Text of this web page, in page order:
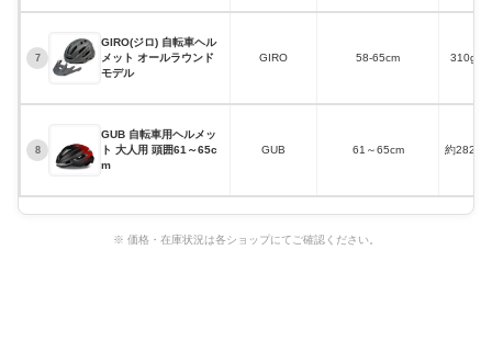
7
GIRO(ジロ) 自転車ヘル
メット オールラウンド
モデル
GIRO 58-65cm 310g
8
GUB 自転車用ヘルメッ
ト 大人用 頭囲61～65c
m
GUB 61～65cm 約282g
※ 価格・在庫状況は各ショップにてご確認ください。